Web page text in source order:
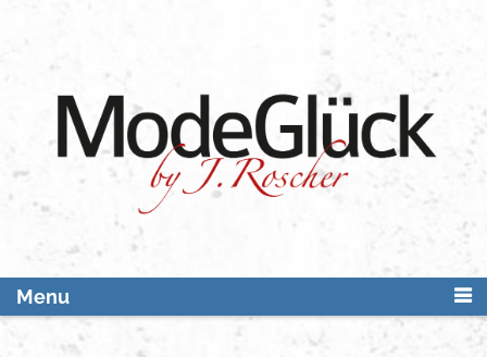
content
Menu